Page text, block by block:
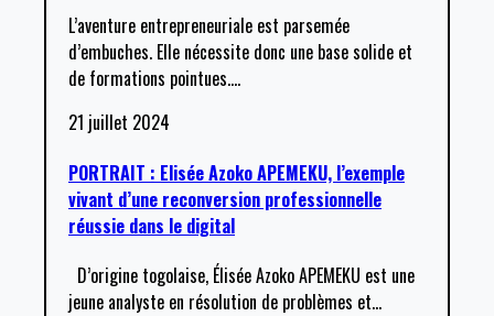
L’aventure entrepreneuriale est parsemée
d’embuches. Elle nécessite donc une base solide et
de formations pointues.…
21 juillet 2024
PORTRAIT : Elisée Azoko APEMEKU, l’exemple
vivant d’une reconversion professionnelle
réussie dans le digital
D’origine togolaise, Élisée Azoko APEMEKU est une
jeune analyste en résolution de problèmes et…